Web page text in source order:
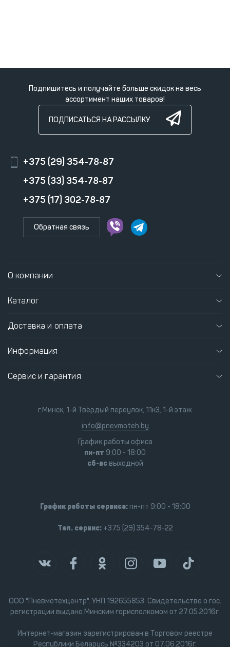
Подпишитесь и получайте больше скидок на весь
ассортимент наших товаров!
ПОДПИСАТЬСЯ НА РАССЫЛКУ
+375 (29) 354-78-87
+375 (33) 354-78-87
+375 (17) 302-78-87
Обратная связь
О компании
Каталог
Доставка и оплата
Информация
Сервис и гарантия
ООО "Пневмотехцентр". УНП 192655853. Свидетельство о гос.
регистрации выдано Минским горисполкомом от 27.05.2016г.
Интернет-магазин зарегистрирован в Торговом реестре
Республики Беларусь №334203 от 07.06.2016г.
г.Минск, 1-й Твёрдый переулок, 11к3, 1-й этаж
info@pnevmoteh.by
График работы офиса
пн-пт 9:00 - 18:00
сб-всвыходной
График работы сервиса:пн-пт 9:00 - 18:00
Тел. сервис:+375 (29) 354-78-22